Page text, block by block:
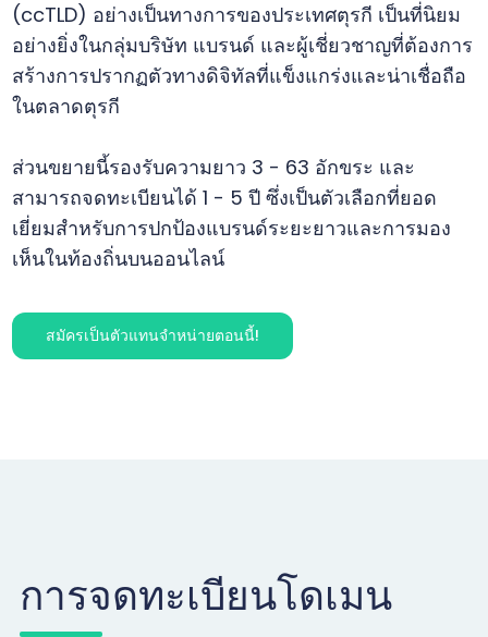
(ccTLD) อย่างเป็นทางการของประเทศตุรกี เป็นที่นิยม
อย่างยิ่งในกลุ่มบริษัท แบรนด์ และผู้เชี่ยวชาญที่ต้องการ
สร้างการปรากฏตัวทางดิจิทัลที่แข็งแกร่งและน่าเชื่อถือ
ในตลาดตุรกี
ส่วนขยายนี้รองรับความยาว 3 - 63 อักขระ และ
สามารถจดทะเบียนได้ 1 - 5 ปี ซึ่งเป็นตัวเลือกที่ยอด
เยี่ยมสำหรับการปกป้องแบรนด์ระยะยาวและการมอง
เห็นในท้องถิ่นบนออนไลน์
สมัครเป็นตัวแทนจำหน่ายตอนนี้!
การจดทะเบียนโดเมน